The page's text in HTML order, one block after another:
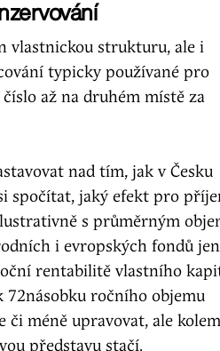
vlastnickou strukturu, ale i
typicky používané pro
až na druhém místě za
nad tím, jak v Česku
spočítat, jaký efekt pro
s průměrným
i evropských fondů
rentabilitě vlastního
72násobku ročního objemu
či méně upravovat, ale
představu stačí.